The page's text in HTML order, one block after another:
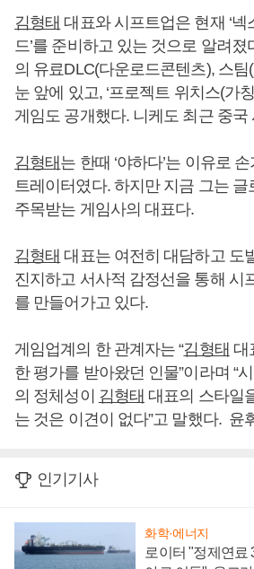
김형태 대표와 시프트업은 현재 ‘넥
드’를 준비하고 있는 것으로 알려
의 유료DLC(다운로드콘텐츠), 스
눈 앞에 있고, ‘프로젝트 위치스(가
게임도 공개했다. 니케도 최근 중국
김형태 는 한때 ‘야하다’는 이유로
트레이터였다. 하지만 지금 그는 글
주목받는 게임사의 대표다.
김형태 대표는 여전히 대담하고 도
진지하고 서사적 감정선을 통해 시
를 만들어가고 있다.
게임업계의 한 관계자는 “김형태 대
한 평가를 받아왔던 인물”이라며 “
의 정체성이 김형태 대표의 스타일
는 것은 이견이 없다”고 말했다. 윤
인기기사
화학·에너지
로이터 "정제연료